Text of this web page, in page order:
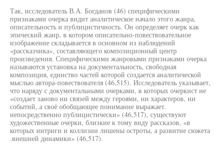
Так, исследователь В.А. Богданов (46) специфическими
признаками очерка видит аналитическое начало этого жанра,
описательность и публицистичность. Он определяет очерк как
эпический жанр, в котором описательно-повествовательное
изображение складывается в основном из наблюдений
«рассказчика», составляющего композиционный центр
произведения. Специфическими жанровыми признаками очерка
называются установка на документальность, свободная
композиция, единство частей которой создается аналитической
мыслью автора-повествователя (46,515). Исследователь указывает,
что наряду с документальными очерками, в которых очеркист не
«создает заново ни связей между героями, ни характеров, ни
событий,.а своё обобщающее понимание выражает.
непосредственно публицистически» (46,517), существуют
художественные очерки, близкие к тому виду рассказов, «в
которых интриги и коллизии лишены остроты, а развитие сюжета
.внешней динамики» (46,517).